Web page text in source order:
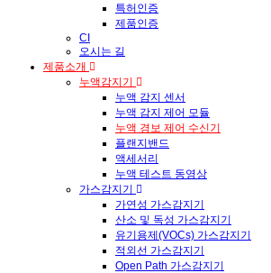
특허인증
제품인증
CI
오시는 길
제품소개
누액감지기
누액 감지 센서
누액 감지 제어 모듈
누액 경보 제어 수신기
플랜지밴드
액세서리
누액 테스트 동영상
가스감지기
가연성 가스감지기
산소 및 독성 가스감지기
유기용제(VOCs) 가스감지기
적외선 가스감지기
Open Path 가스감지기